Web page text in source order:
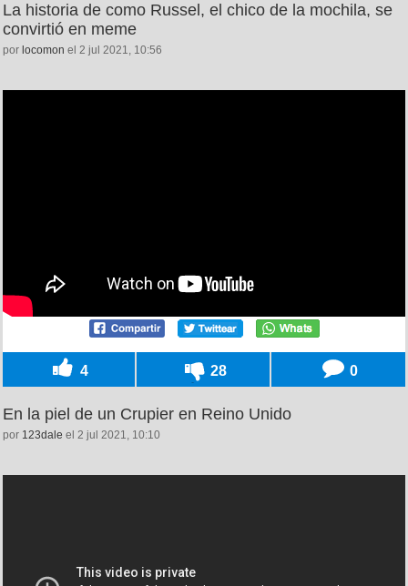
La historia de como Russel, el chico de la mochila, se
convirtió en meme
por locomon el 2 jul 2021, 10:56
4 28 0
En la piel de un Crupier en Reino Unido
por 123dale el 2 jul 2021, 10:10